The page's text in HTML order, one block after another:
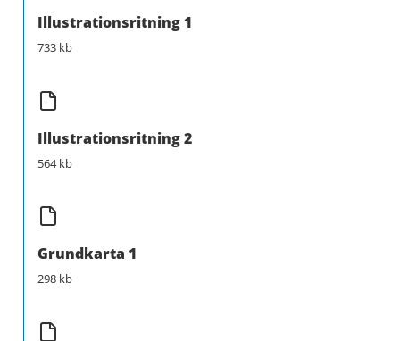
Illustrationsritning 1
733 kb
Illustrationsritning 2
564 kb
Grundkarta 1
298 kb